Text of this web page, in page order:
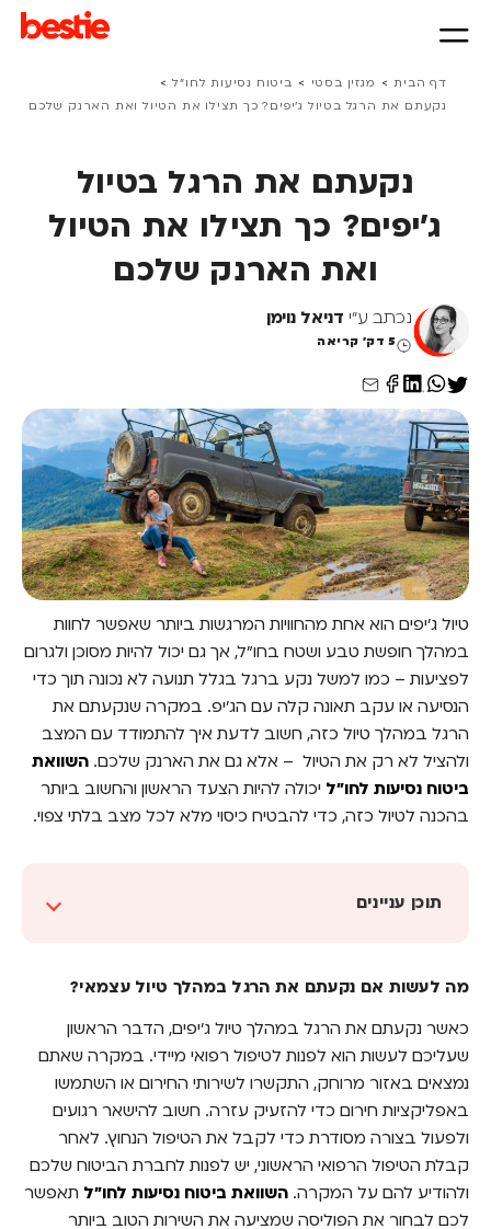
דף הבית > מגזין בסטי > ביטוח נסיעות לחו״ל >
נקעתם את הרגל בטיול ג'יפים? כך תצילו את הטיול ואת הארנק שלכם
נקעתם את הרגל בטיול
ג'יפים? כך תצילו את הטיול
ואת הארנק שלכם
נכתב ע"י דניאל נוימן
5 דק' קריאה
טיול ג'יפים הוא אחת מהחוויות המרגשות ביותר שאפשר לחוות
במהלך חופשת טבע ושטח בחו"ל, אך גם יכול להיות מסוכן ולגרום
לפציעות – כמו למשל נקע ברגל בגלל תנועה לא נכונה תוך כדי
הנסיעה או עקב תאונה קלה עם הג'יפ. במקרה שנקעתם את
הרגל במהלך טיול כזה, חשוב לדעת איך להתמודד עם המצב
ולהציל לא רק את הטיול – אלא גם את הארנק שלכם. השוואת
ביטוח נסיעות לחו"ל יכולה להיות הצעד הראשון והחשוב ביותר
בהכנה לטיול כזה, כדי להבטיח כיסוי מלא לכל מצב בלתי צפוי.
תוכן עניינים
מאורגן?
איך למנוע פציעות בטיול ג'יפים?
השוואת ביטוח נסיעות לחו"ל: למה זה חשוב?
מתכננים טיולי ג'יפים בשטח בחו"ל? היכנסו ל-
Bestie, השוו ביטוחי נסיעות וצאו לדרך בבטחה
מה לעשות אם נקעתם את הרגל במהלך טיול עצמאי?
כאשר נקעתם את הרגל במהלך טיול ג'יפים, הדבר הראשון
שעליכם לעשות הוא לפנות לטיפול רפואי מיידי. במקרה שאתם
נמצאים באזור מרוחק, התקשרו לשירותי החירום או השתמשו
באפליקציות חירום כדי להזעיק עזרה. חשוב להישאר רגועים
ולפעול בצורה מסודרת כדי לקבל את הטיפול הנחוץ. לאחר
קבלת הטיפול הרפואי הראשוני, יש לפנות לחברת הביטוח שלכם
ולהודיע להם על המקרה. השוואת ביטוח נסיעות לחו"ל תאפשר
לכם לבחור את הפוליסה שמציעה את השירות הטוב ביותר